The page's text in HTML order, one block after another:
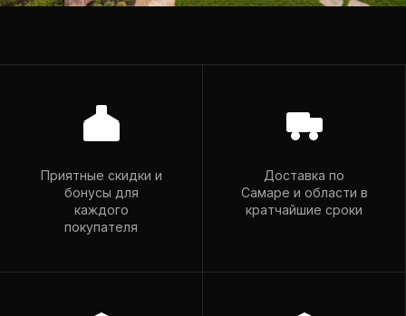
+7 927 265-94-98
romador@mail.ru
Приятные скидки и
бонусы для
каждого
покупателя
Доставка по
Самаре и области в
кратчайшие сроки